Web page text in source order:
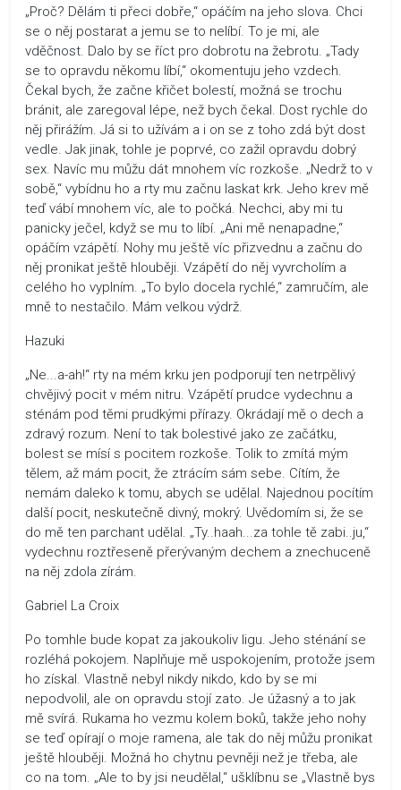
„Proč? Dělám ti přeci dobře,“ opáčím na jeho slova. Chci
se o něj postarat a jemu se to nelíbí. To je mi, ale
vděčnost. Dalo by se říct pro dobrotu na žebrotu. „Tady
se to opravdu někomu líbí,“ okomentuju jeho vzdech.
Čekal bych, že začne křičet bolestí, možná se trochu
bránit, ale zaregoval lépe, než bych čekal. Dost rychle do
něj přirážím. Já si to užívám a i on se z toho zdá být dost
vedle. Jak jinak, tohle je poprvé, co zažil opravdu dobrý
sex. Navíc mu můžu dát mnohem víc rozkoše. „Nedrž to v
sobě,“ vybídnu ho a rty mu začnu laskat krk. Jeho krev mě
teď vábí mnohem víc, ale to počká. Nechci, aby mi tu
panicky ječel, když se mu to líbí. „Ani mě nenapadne,“
opáčím vzápětí. Nohy mu ještě víc přizvednu a začnu do
něj pronikat ještě hlouběji. Vzápětí do něj vyvrcholím a
celého ho vyplním. „To bylo docela rychlé,“ zamručím, ale
mně to nestačilo. Mám velkou výdrž.
Hazuki
„Ne...a-ah!“ rty na mém krku jen podporují ten netrpělivý
chvějivý pocit v mém nitru. Vzápětí prudce vydechnu a
sténám pod těmi prudkými přírazy. Okrádají mě o dech a
zdravý rozum. Není to tak bolestivé jako ze začátku,
bolest se mísí s pocitem rozkoše. Tolik to zmítá mým
tělem, až mám pocit, že ztrácím sám sebe. Cítím, že
nemám daleko k tomu, abych se udělal. Najednou pocítím
další pocit, neskutečně divný, mokrý. Uvědomím si, že se
do mě ten parchant udělal. „Ty..haah...za tohle tě zabi..ju,“
vydechnu roztřeseně přerývaným dechem a znechuceně
na něj zdola zírám.
Gabriel La Croix
Po tomhle bude kopat za jakoukoliv ligu. Jeho sténání se
rozléhá pokojem. Naplňuje mě uspokojením, protože jsem
ho získal. Vlastně nebyl nikdy nikdo, kdo by se mi
nepodvolil, ale on opravdu stojí zato. Je úžasný a to jak
mě svírá. Rukama ho vezmu kolem boků, takže jeho nohy
se teď opírají o moje ramena, ale tak do něj můžu pronikat
ještě hlouběji. Možná ho chytnu pevněji než je třeba, ale
co na tom. „Ale to by jsi neudělal,“ ušklíbnu se „Vlastně bys